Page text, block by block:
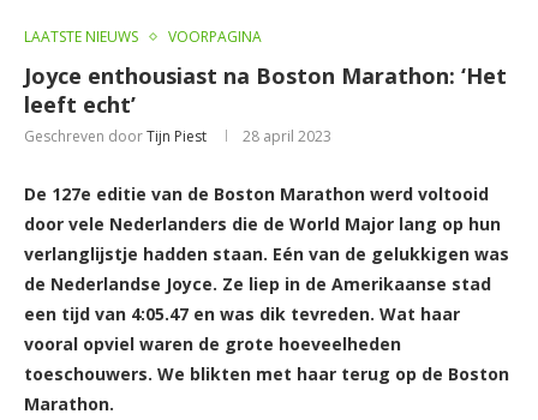
LAATSTE NIEUWS VOORPAGINA
Joyce enthousiast na Boston Marathon: ‘Het
leeft echt’
Geschreven doorTijn Piest 28 april 2023
De 127e editie van de Boston Marathon werd voltooid
door vele Nederlanders die de World Major lang op hun
verlanglijstje hadden staan. Eén van de gelukkigen was
de Nederlandse Joyce. Ze liep in de Amerikaanse stad
een tijd van 4:05.47 en was dik tevreden. Wat haar
vooral opviel waren de grote hoeveelheden
toeschouwers. We blikten met haar terug op de Boston
Marathon.